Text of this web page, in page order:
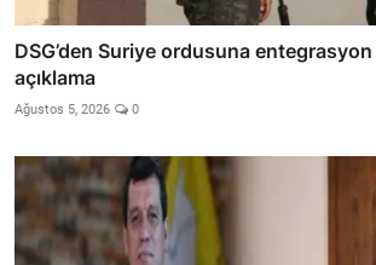
DSG’den Suriye ordusuna
açıklama
Ağustos 5, 2026 0